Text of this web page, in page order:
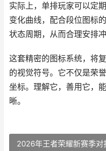
实际上，单排玩家可以定
变化曲线，配合段位图标
状态周期，从而合理安排
这套精密的图标系统，将
的视觉符号。它不仅是荣
坐标。理解它，善用它，
晰。
2026年王者荣耀新赛季